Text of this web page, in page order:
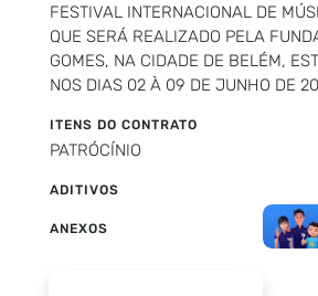
FESTIVAL INTERNACIONAL DE
QUE SERÁ REALIZADO PELA
GOMES, NA CIDADE DE BELÉM,
NOS DIAS 02 À 09 DE JUNHO DE
ITENS DO CONTRATO
PATRÓCÍNIO
ADITIVOS
ANEXOS